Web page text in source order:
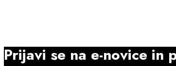
Prijavi se na e-novice in